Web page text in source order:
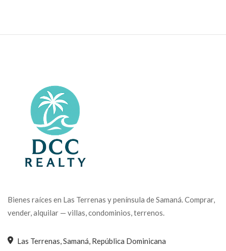
Bienes raíces en Las Terrenas y península de Samaná. Comprar,
vender, alquilar — villas, condominios, terrenos.
Las Terrenas, Samaná, República Dominicana